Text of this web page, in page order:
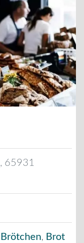
, 65931
Brötchen, Brot